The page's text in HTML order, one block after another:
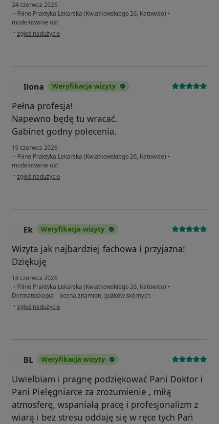
24 czerwca 2026
• Filine Praktyka Lekarska (Kwiatkowskiego 26, Katowice) •
modelowanie ust
• w opinii użytkownika Sylwia
zgłoś nadużycie
Ilona Weryfikacja wizyty
Pełna profesja!
Napewno będę tu wracać.
Gabinet godny polecenia.
19 czerwca 2026
• Filine Praktyka Lekarska (Kwiatkowskiego 26, Katowice) •
modelowanie ust
• w opinii użytkownika Ilona
zgłoś nadużycie
Ek Weryfikacja wizyty
Wizyta jak najbardziej fachowa i przyjazna!
Dziękuję
18 czerwca 2026
• Filine Praktyka Lekarska (Kwiatkowskiego 26, Katowice) •
Dermatoskopia – ocena znamion, guzków skórnych
• w opinii użytkownika Ek
zgłoś nadużycie
BL Weryfikacja wizyty
Uwielbiam i pragnę podziękować Pani Doktor i
Pani Pielęgniarce za zrozumienie , miłą
atmosferę, wspaniałą pracę i profesjonalizm z
wiarą i bez stresu oddaję się w ręce tych Pań